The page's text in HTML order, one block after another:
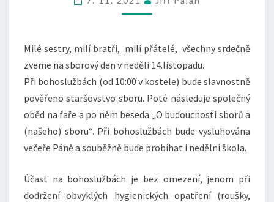
SBOROVÝ
Milé sestry, milí bratři, milí přátelé, všechny srdečně
zveme na sborový den v neděli 14.listopadu.
Při bohoslužbách (od 10:00 v kostele) bude slavnostně
pověřeno staršovstvo sboru. Poté následuje společný
oběd na faře a po něm beseda „O budoucnosti sborů a
(našeho) sboru“. Při bohoslužbách bude vysluhována
večeře Páně a souběžně bude probíhat i nedělní škola.
Účast na bohoslužbách je bez omezení, jenom při
dodržení obvyklých hygienických opatření (roušky,